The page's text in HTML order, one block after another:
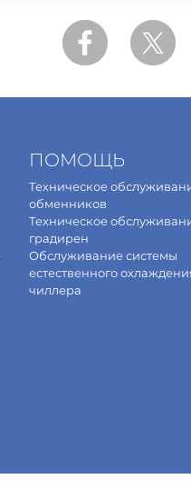
ПОМОЩЬ
Техническое
обменников
Техническое
градирен
Обслуживание системы
естественного
чиллера